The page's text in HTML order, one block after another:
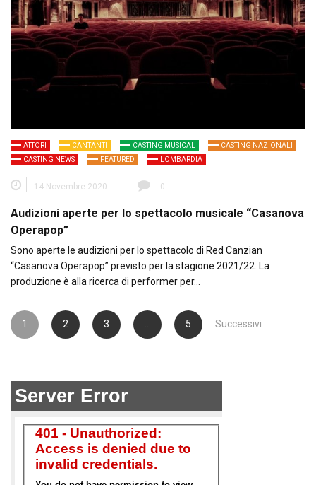
ATTORI CANTANTI CASTING MUSICAL
CASTING NAZIONALI
CASTING NEWS
FEATURED LOMBARDIA
14 Novembre 2020 0
Audizioni aperte per lo spettacolo musicale “Casanova
Operapop”
Sono aperte le audizioni per lo spettacolo di Red Canzian
“Casanova Operapop” previsto per la stagione 2021/22. La
produzione è alla ricerca di performer per…
Paginazione
degli
1 2 3 5 Successivi